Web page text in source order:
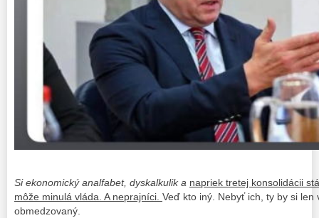
Si ekonomický analfabet, dyskalkulik a napriek tretej konsolidácii
môže minulá vláda. A neprajníci. Veď kto iný. Nebyť ich, ty by si len
obmedzovaný.